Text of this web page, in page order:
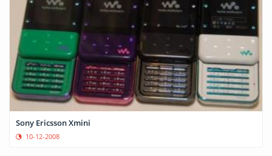
Sony Ericsson Xmini
10-12-2008